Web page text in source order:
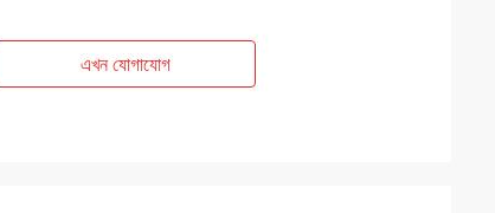
এখন যোগাযোগ